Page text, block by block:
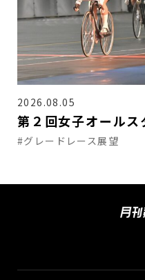
2026.08.05
第２回女子オール
#グレードレース展望